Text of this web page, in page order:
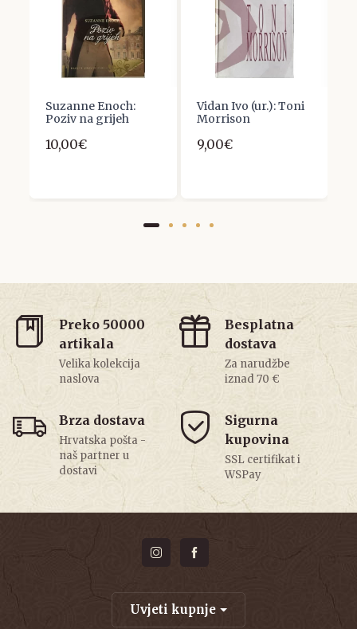
Suzanne Enoch:
Poziv na grijeh
10,00€
Vidan Ivo (ur.): Toni
Morrison
9,00€
Preko 50000
artikala
Velika kolekcija
naslova
Besplatna
dostava
Za narudžbe
iznad 70 €
Brza dostava
Hrvatska pošta -
naš partner u
dostavi
Sigurna
kupovina
SSL certifikat i
WSPay
Uvjeti kupnje